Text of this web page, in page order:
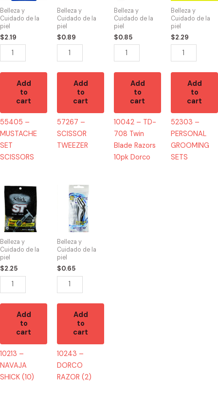
Belleza y
Cuidado de la
piel
$2.19
SCISSORS
quantity
Add
to
cart
55405 –
MUSTACHE
SET
SCISSORS
Belleza y
Cuidado de la
piel
$0.89
quantity
Add
to
cart
57267 –
SCISSOR
TWEEZER
Belleza y
Cuidado de la
piel
$0.85
Twin
Blade
Razors
10pk
Dorco
quantity
Add
to
cart
10042 – TD-
708 Twin
Blade Razors
10pk Dorco
Belleza y
Cuidado de la
piel
$2.29
SETS
quantity
Add
to
cart
52303 –
PERSONAL
GROOMING
SETS
Belleza y
Cuidado de la
piel
$2.25
10213
NAVAJA
SHICK
(10)
quantity
Add
to
cart
10213 –
NAVAJA
SHICK (10)
Belleza y
Cuidado de la
piel
$0.65
10243
DORCO
RAZOR
(2)
quantity
Add
to
cart
10243 –
DORCO
RAZOR (2)